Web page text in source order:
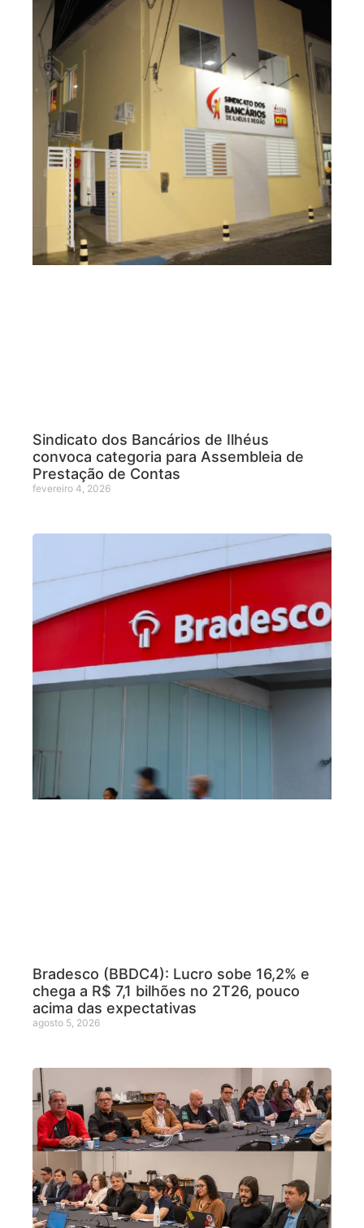
Sindicato dos Bancários de Ilhéus
convoca categoria para Assembleia de
Prestação de Contas
fevereiro 4, 2026
Bradesco (BBDC4): Lucro sobe 16,2% e
chega a R$ 7,1 bilhões no 2T26, pouco
acima das expectativas
agosto 5, 2026